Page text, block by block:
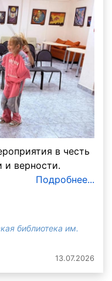
в честь
и верности.
Подробнее...
библиотека им.
13.07.2026